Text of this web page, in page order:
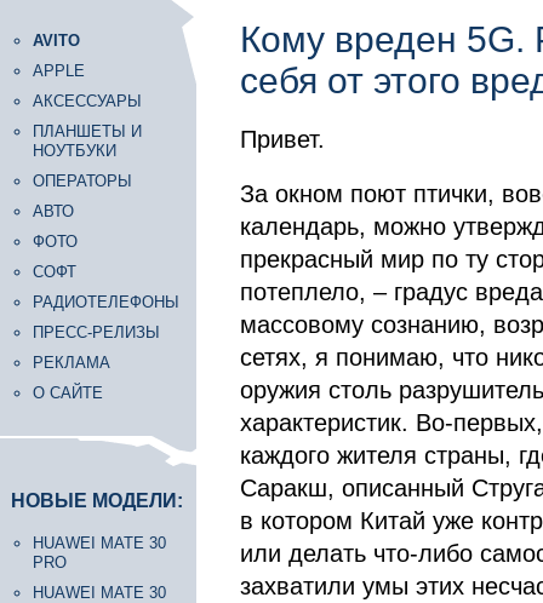
AVITO
APPLE
АКСЕССУАРЫ
ПЛАНШЕТЫ И
НОУТБУКИ
ОПЕРАТОРЫ
АВТО
ФОТО
СОФТ
РАДИОТЕЛЕФОНЫ
ПРЕСС-РЕЛИЗЫ
РЕКЛАМА
О САЙТЕ
НОВЫЕ МОДЕЛИ:
HUAWEI MATE 30
PRO
HUAWEI MATE 30
Кому вреден 5G.
себя от этого
Привет.
За окном поют птички,
календарь, можно
прекрасный мир по ту
потеплело, – градус
массовому сознанию,
сетях, я понимаю, что
оружия столь
характеристик. Во-
каждого жителя страны,
Саракш, описанный
в котором Китай уже
или делать что-либо
захватили умы этих